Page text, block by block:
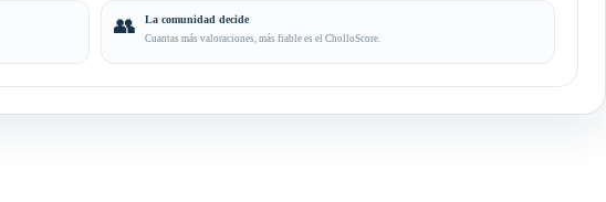
👥 La comunidad decide
Cuantas más valoraciones, más fiable es el CholloScore.